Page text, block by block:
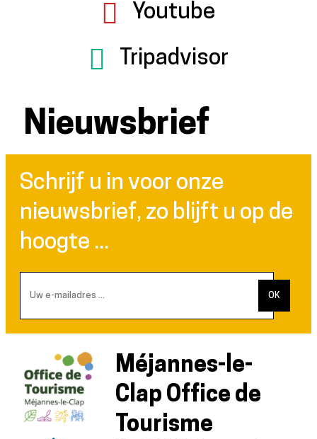
Youtube
Tripadvisor
Nieuwsbrief
Schrijf u in voor onze
nieuwsbrief, zo blijft u op de
hoogte ...
Méjannes-le-
Clap Office de
Tourisme